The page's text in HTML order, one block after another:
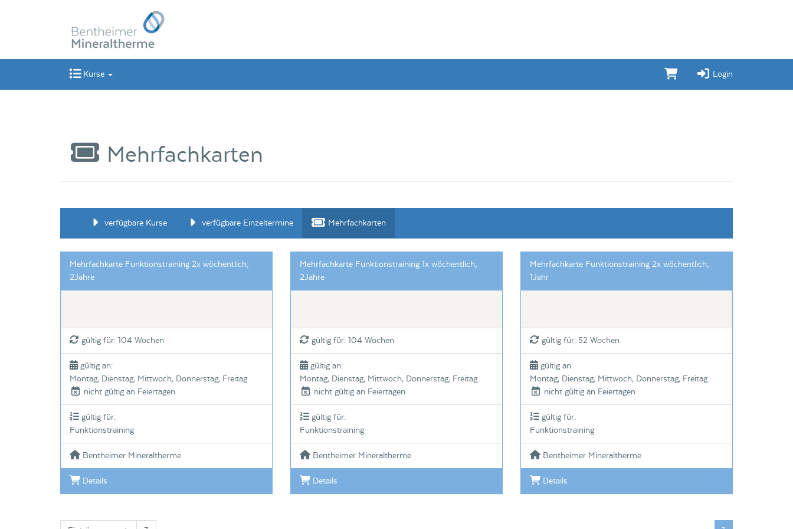
Kurse Login
Mehrfachkarten
verfügbare Kurse verfügbare Einzeltermine Mehrfachkarten
Mehrfachkarte Funktionstraining 2x wöchentlich;
2Jahre
gültig für: 104 Wochen
gültig an:
Montag, Dienstag, Mittwoch, Donnerstag, Freitag
nicht gültig an Feiertagen
gültig für:
Funktionstraining
Bentheimer Mineraltherme
Details
Mehrfachkarte Funktionstraining 1x wöchentlich;
2Jahre
gültig für: 104 Wochen
gültig an:
Montag, Dienstag, Mittwoch, Donnerstag, Freitag
nicht gültig an Feiertagen
gültig für:
Funktionstraining
Bentheimer Mineraltherme
Details
Mehrfachkarte Funktionstraining 2x wöchentlich;
1Jahr
gültig für: 52 Wochen
gültig an:
Montag, Dienstag, Mittwoch, Donnerstag, Freitag
nicht gültig an Feiertagen
gültig für:
Funktionstraining
Bentheimer Mineraltherme
Details